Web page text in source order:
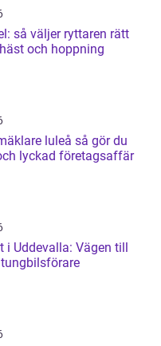
så väljer ryttaren rätt
och hoppning
luleå så gör du
lyckad företagsaffär
i Uddevalla: Vägen till